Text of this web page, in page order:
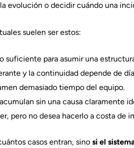
evolución o decidir cuándo una
suelen ser estos:
suficiente para asumir una
y la continuidad depende de
demasiado tiempo del equipo.
sin una causa claramente
pero no desea hacerlo a costa de
casos entran, sino si el